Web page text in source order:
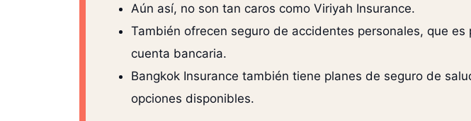
Aún así, no son tan caros como Viriyah Insurance.
También ofrecen seguro de accidentes personales, que
cuenta bancaria.
Bangkok Insurance también tiene planes de seguro de
opciones disponibles.